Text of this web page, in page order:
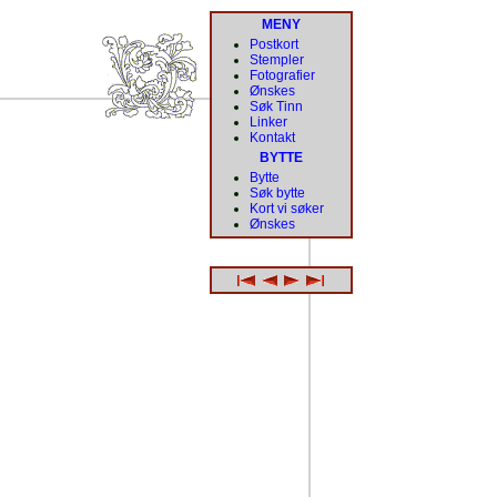
MENY
Postkort
Stempler
Fotografier
Ønskes
Søk Tinn
Linker
Kontakt
BYTTE
Bytte
Søk bytte
Kort vi søker
Ønskes